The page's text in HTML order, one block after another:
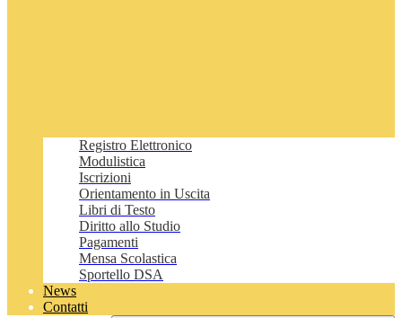
Registro Elettronico
Modulistica
Iscrizioni
Orientamento in Uscita
Libri di Testo
Diritto allo Studio
Pagamenti
Mensa Scolastica
Sportello DSA
News
Contatti